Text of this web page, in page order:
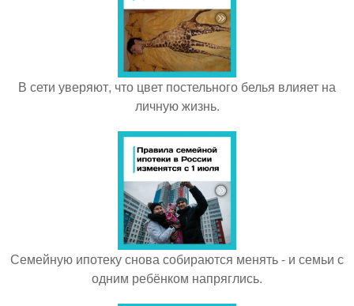
В сети уверяют, что цвет постельного белья влияет на
личную жизнь.
Семейную ипотеку снова собираются менять - и семьи с
одним ребёнком напряглись.